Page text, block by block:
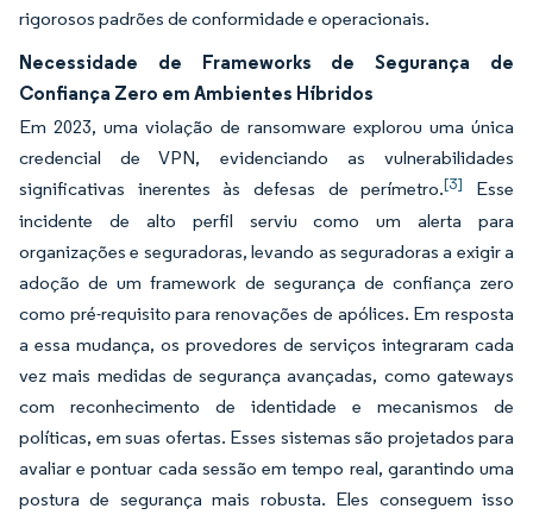
rigorosos padrões de conformidade e operacionais.
Necessidade de Frameworks de Segurança de
Confiança Zero em Ambientes Híbridos
Em 2023, uma violação de ransomware explorou uma única
credencial de VPN, evidenciando as vulnerabilidades
significativas inerentes às defesas de perímetro.[3]
Esse
incidente de alto perfil serviu como um alerta para
organizações e seguradoras, levando as seguradoras a exigir a
adoção de um framework de segurança de confiança zero
como pré-requisito para renovações de apólices. Em resposta
a essa mudança, os provedores de serviços integraram cada
vez mais medidas de segurança avançadas, como gateways
com reconhecimento de identidade e mecanismos de
políticas, em suas ofertas. Esses sistemas são projetados para
avaliar e pontuar cada sessão em tempo real, garantindo uma
postura de segurança mais robusta. Eles conseguem isso